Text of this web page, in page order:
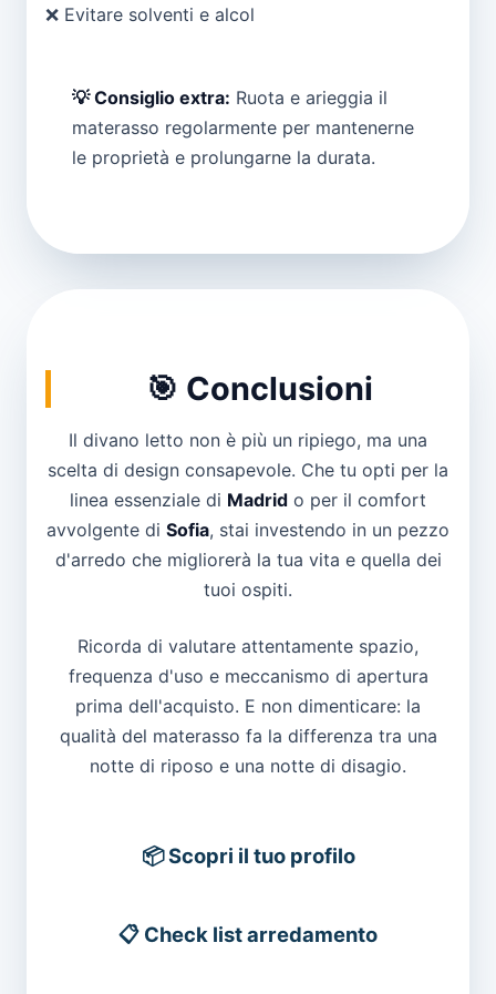
❌ Evitare solventi e alcol
💡 Consiglio extra: Ruota e arieggia il
materasso regolarmente per mantenerne
le proprietà e prolungarne la durata.
🎯 Conclusioni
Il divano letto non è più un ripiego, ma una
scelta di design consapevole. Che tu opti per la
linea essenziale di Madrid o per il comfort
avvolgente di Sofia, stai investendo in un pezzo
d'arredo che migliorerà la tua vita e quella dei
tuoi ospiti.
Ricorda di valutare attentamente spazio,
frequenza d'uso e meccanismo di apertura
prima dell'acquisto. E non dimenticare: la
qualità del materasso fa la differenza tra una
notte di riposo e una notte di disagio.
📦 Scopri il tuo profilo
📋 Check list arredamento